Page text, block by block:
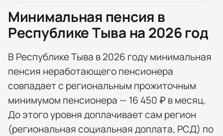
Минимальная пенсия в
Республике Тыва на 2026 год
В Республике Тыва в 2026 году минимальная
пенсия неработающего пенсионера
совпадает с региональным прожиточным
минимумом пенсионера — 16 450 ₽ в месяц.
До этого уровня доплачивает сам регион
(региональная социальная доплата, РСД) по